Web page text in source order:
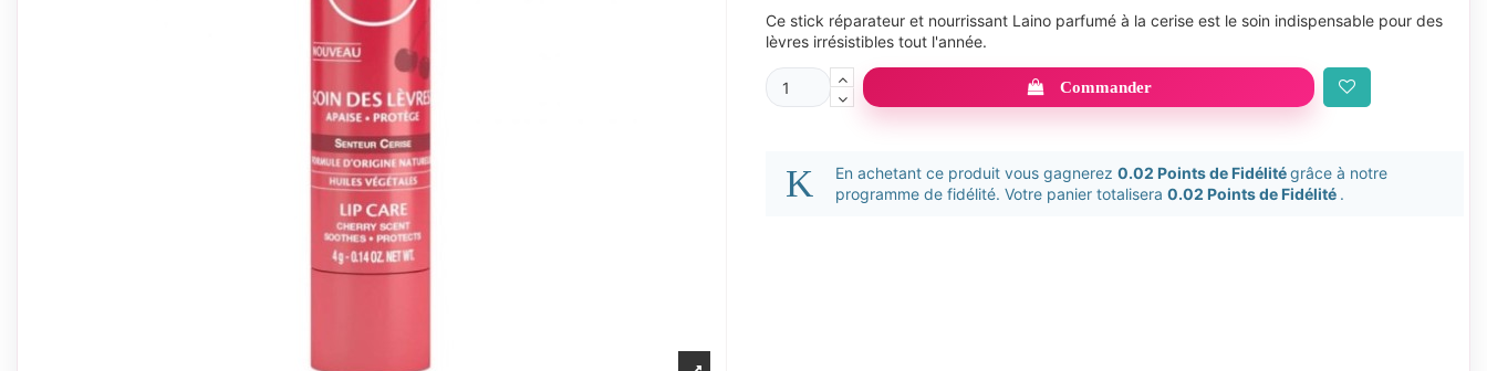
Ce stick réparateur et nourrissant Laino parfumé à la cerise est le soin indispensable pour des
lèvres irrésistibles tout l'année.
Commander
En achetant ce produit vous gagnerez 0.02 Points de Fidélitégrâce à notre
programme de fidélité. Votre panier totalisera 0.02 Points de Fidélité .